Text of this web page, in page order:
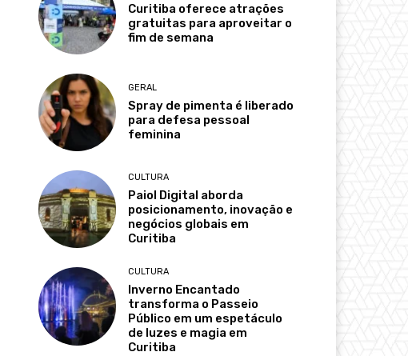
Curitiba oferece atrações
gratuitas para aproveitar o
fim de semana
GERAL
Spray de pimenta é liberado
para defesa pessoal
feminina
CULTURA
Paiol Digital aborda
posicionamento, inovação e
negócios globais em
Curitiba
CULTURA
Inverno Encantado
transforma o Passeio
Público em um espetáculo
de luzes e magia em
Curitiba